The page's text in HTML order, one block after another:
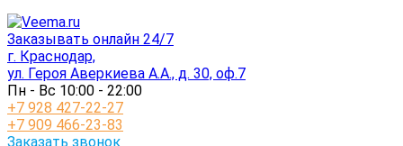
Заказывать онлайн 24/7
г. Краснодар,
ул. Героя Аверкиева А.А., д. 30, оф.7
Пн - Вс 10:00 - 22:00
+7 928 427-22-27
+7 909 466-23-83
Заказать звонок